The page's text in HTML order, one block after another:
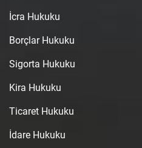
İcra Hukuku
Borçlar Hukuku
Sigorta Hukuku
Kira Hukuku
Ticaret Hukuku
İdare Hukuku